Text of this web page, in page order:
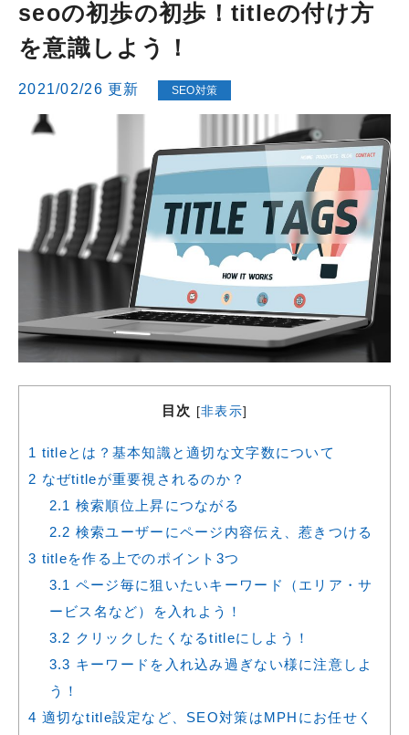
seoの初歩の初歩！titleの付け方
を意識しよう！
2021/02/26 更新 SEO対策
目次 [非表示]
1 titleとは？基本知識と適切な文字数について
2 なぜtitleが重要視されるのか？
2.1 検索順位上昇につながる
2.2 検索ユーザーにページ内容伝え、惹きつける
3 titleを作る上でのポイント3つ
3.1 ページ毎に狙いたいキーワード（エリア・サ
ービス名など）を入れよう！
3.2 クリックしたくなるtitleにしよう！
3.3 キーワードを入れ込み過ぎない様に注意しよ
う！
4 適切なtitle設定など、SEO対策はMPHにお任せく